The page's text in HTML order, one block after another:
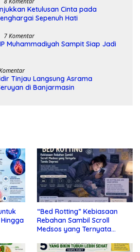
Ketulusan Cinta pada
Sepenuh Hati
7 Komentar
Muhammadiyah Sampit Siap Jadi
Tinjau Langsung Asrama
di Banjarmasin
“Bed Rotting” Kebiasaan
Rebahan Sambil Scroll
Medsos yang Ternyata